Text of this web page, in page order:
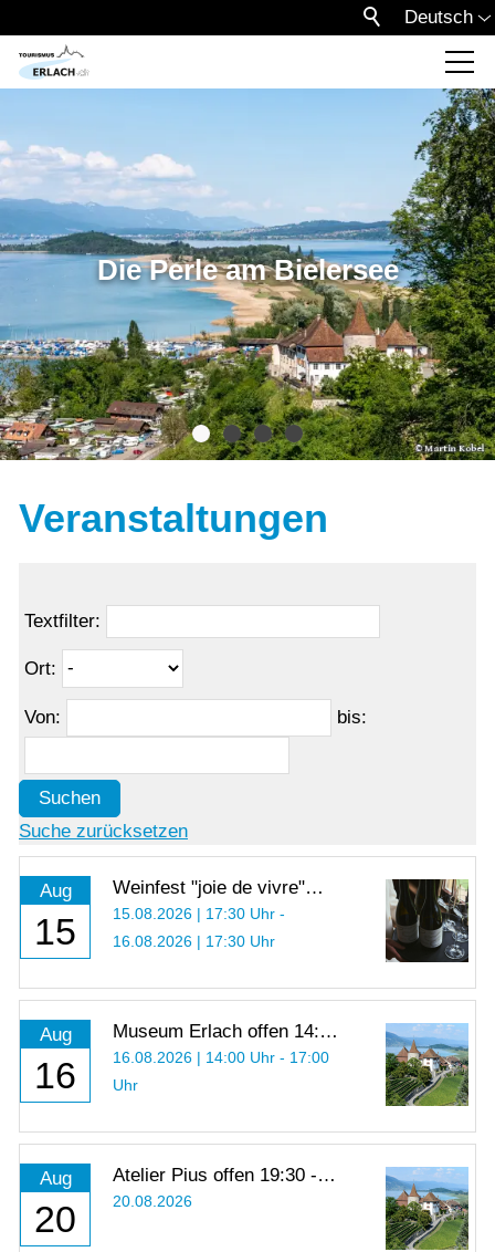
Deutsch
Die Perle am Bielersee
Veranstaltungen
Textfilter:
Ort:
Von: bis:
Suchen
Suche zurücksetzen
Aug
15
Weinfest "joie de vivre"
2026
15.08.2026 | 17:30 Uhr -
16.08.2026 | 17:30 Uhr
Aug
16
Museum Erlach offen 14:00
- 17:00 Uhr
16.08.2026 | 14:00 Uhr - 17:00
Uhr
Aug
20
Atelier Pius offen 19:30 -
21:00 Uhr
20.08.2026